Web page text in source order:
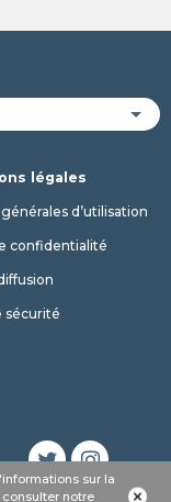
SMS
sur la
notre
légales
d’utilisation
confidentialité
sécurité